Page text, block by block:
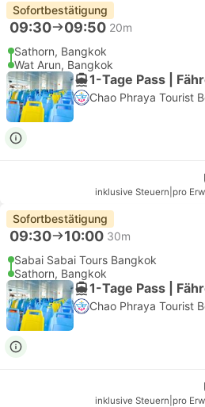
Sofortbestätigung
09:30 09:50 20m
Sathorn, Bangkok
Wat Arun, Bangkok
1-Tage Pass |
Chao Phraya Tourist
inklusive Steuern pro
Sofortbestätigung
09:30 10:00 30m
Sabai Sabai Tours Bangkok
Sathorn, Bangkok
1-Tage Pass |
Chao Phraya Tourist
inklusive Steuern pro